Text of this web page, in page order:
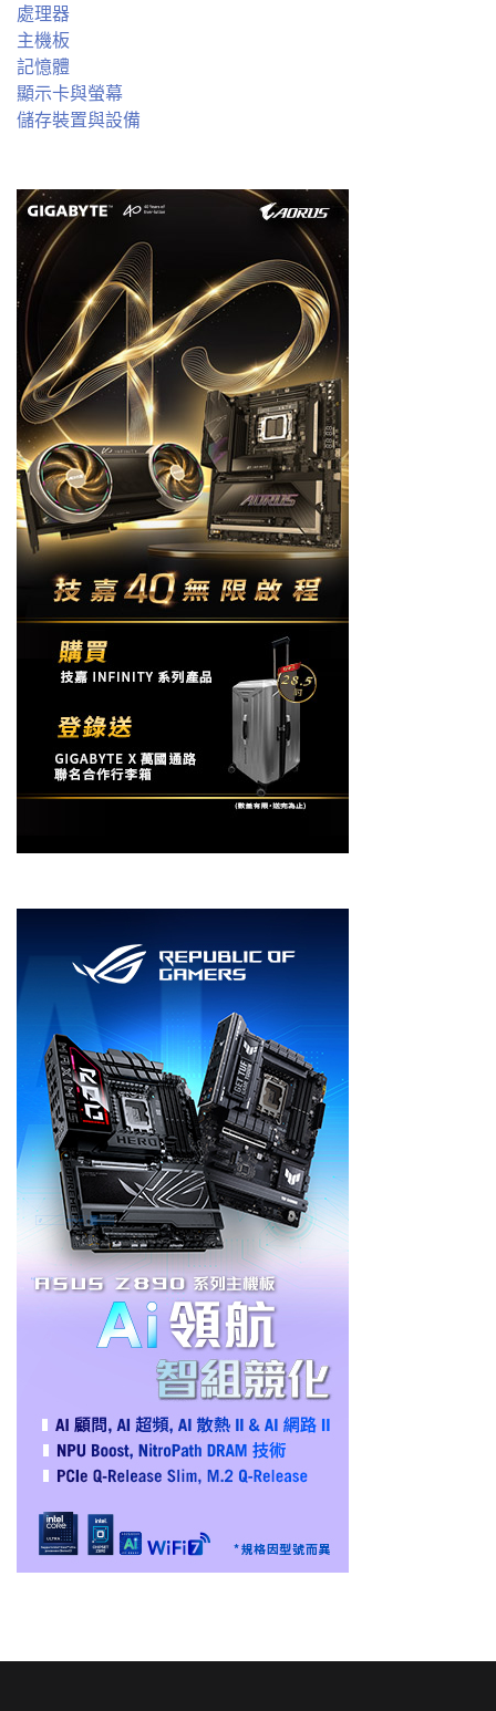
處理器
主機板
記憶體
顯示卡與螢幕
儲存裝置與設備